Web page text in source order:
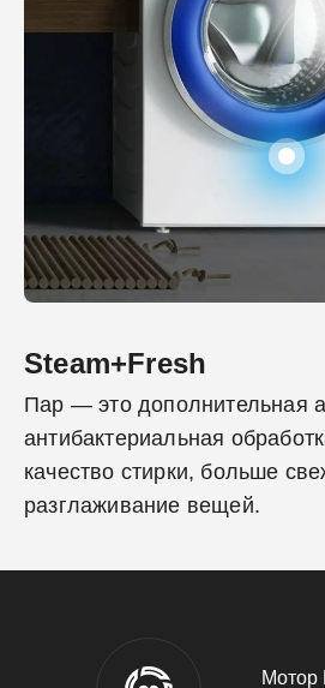
Steam+Fresh
Пар — это дополнительная
антибактериальная
качество стирки, больше
разглаживание вещей.
Мотор